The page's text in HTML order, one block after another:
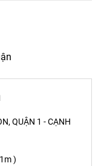
QUẬN 1 - CẠNH
)